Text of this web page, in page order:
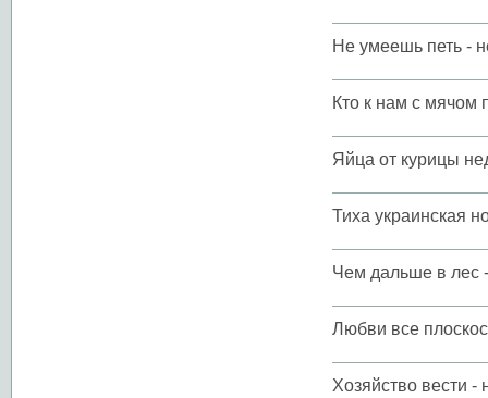
Не умеешь петь -
Кто к нам с мячом
Яйца от курицы
Тиха украинская
Чем дальше в лес -
Любви все
Хозяйство вести -